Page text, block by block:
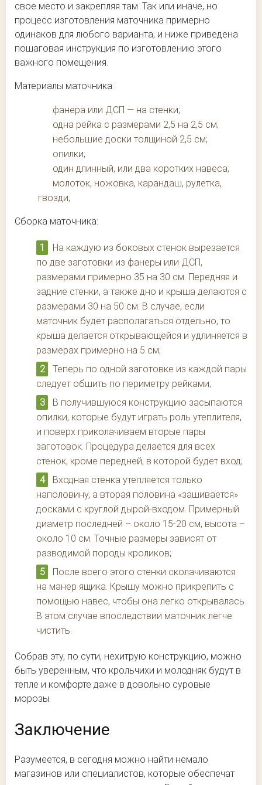
свое место и закрепляя там. Так или иначе, но
процесс изготовления маточника примерно
одинаков для любого варианта, и ниже приведена
пошаговая инструкция по изготовлению этого
важного помещения.
Материалы маточника:
фанера или ДСП — на стенки;
одна рейка с размерами 2,5 на 2,5 см;
небольшие доски толщиной 2,5 см;
опилки;
один длинный, или два коротких навеса;
молоток, ножовка, карандаш, рулетка,
гвозди;
Сборка маточника:
На каждую из боковых стенок вырезается
по две заготовки из фанеры или ДСП,
размерами примерно 35 на 30 см. Передняя и
задние стенки, а также дно и крыша делаются с
размерами 30 на 50 см. В случае, если
маточник будет располагаться отдельно, то
крыша делается открывающейся и удлиняется в
размерах примерно на 5 см;
Теперь по одной заготовке из каждой пары
следует обшить по периметру рейками;
В получившуюся конструкцию засыпаются
опилки, которые будут играть роль утеплителя,
и поверх приколачиваем вторые пары
заготовок. Процедура делается для всех
стенок, кроме передней, в которой будет вход;
Входная стенка утепляется только
наполовину, а вторая половина «зашивается»
досками с круглой дырой-входом. Примерный
диаметр последней – около 15-20 см, высота –
около 10 см. Точные размеры зависят от
разводимой породы кроликов;
После всего этого стенки сколачиваются
на манер ящика. Крышу можно прикрепить с
помощью навес, чтобы она легко открывалась.
В этом случае впоследствии маточник легче
чистить.
Собрав эту, по сути, нехитрую конструкцию, можно
быть уверенным, что крольчихи и молодняк будут в
тепле и комфорте даже в довольно суровые
морозы.
Заключение
Разумеется, в сегодня можно найти немало
магазинов или специалистов, которые обеспечат